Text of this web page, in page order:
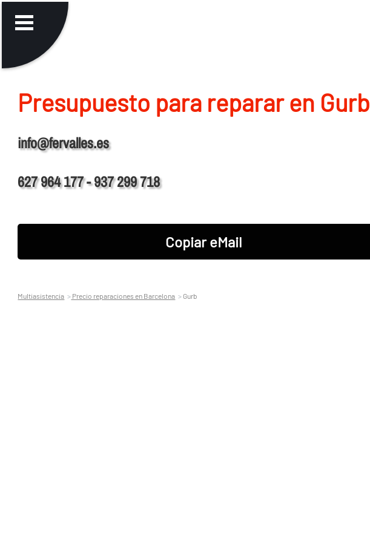
Presupuesto para reparar en Gurb
info@fervalles.es
627 964 177 - 937 299 718
Copiar eMail
Multiasistencia Precio reparaciones en Barcelona Gurb